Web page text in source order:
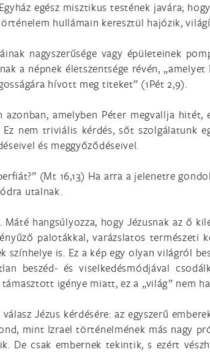
egész misztikus testének javára;
hullámain keresztül hajózik,
nagyszerűsége vagy épületeinek
a népnek életszentsége révén,
hívott meg titeket” (1Pét 2,9).
azonban, amelyben Péter megvallja
nem triviális kérdés, sőt szolgálatunk
és meggyőződéseivel.
(Mt 16,13) Ha arra a jelenetre
utalnak.
hangsúlyozza, hogy Jézusnak az ő
palotákkal, varázslatos
színhelye is. Ez a kép egy olyan világról
beszéd- és viselkedésmódjával
igénye miatt, ez a „világ” nem
Jézus kérdésére: az egyszerű
mint Izrael történelmének más nagy
De csak embernek tekintik, s ezért